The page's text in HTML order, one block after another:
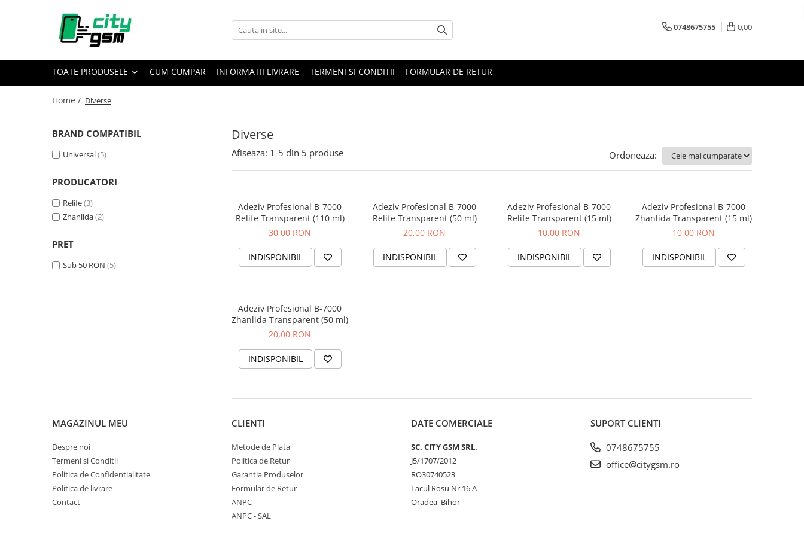
Toate Produsele
Ecrane / Display
0748675755 0,00
TOATE PRODUSELE CUM CUMPAR INFORMATII LIVRARE TERMENI SI CONDITII FORMULAR DE RETUR
Home / Diverse
Diverse
BRAND COMPATIBIL
Universal(5)
PRODUCATORI
Relife(3)
Zhanlida(2)
PRET
Sub 50 RON (5)
Afiseaza: 1-5 din 5 produse Ordoneaza:
Adeziv Profesional B-7000
Relife Transparent (110 ml)
30,00 RON
INDISPONIBIL
Adeziv Profesional B-7000
Relife Transparent (50 ml)
20,00 RON
INDISPONIBIL
Adeziv Profesional B-7000
Relife Transparent (15 ml)
10,00 RON
INDISPONIBIL
Adeziv Profesional B-7000
Zhanlida Transparent (15 ml)
10,00 RON
INDISPONIBIL
Adeziv Profesional B-7000
Zhanlida Transparent (50 ml)
20,00 RON
INDISPONIBIL
MAGAZINUL MEU
Despre noi
Termeni si Conditii
Politica de Confidentialitate
Politica de livrare
Contact
CLIENTI
Metode de Plata
Politica de Retur
Garantia Produselor
Formular de Retur
ANPC
ANPC - SAL
DATE COMERCIALE
SC. CITY GSM SRL.
J5/1707/2012
RO30740523
Lacul Rosu Nr.16 A
Oradea, Bihor
SUPORT CLIENTI
0748675755
office@citygsm.ro